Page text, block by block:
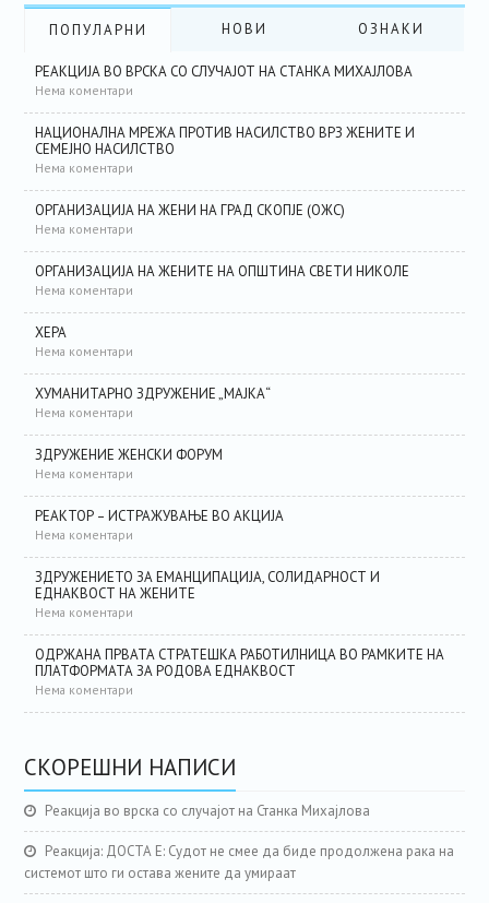
ПОПУЛАРНИ НОВИ ОЗНАКИ
РЕАКЦИЈА ВО ВРСКА СО СЛУЧАЈОТ НА СТАНКА МИХАЈЛОВА
Нема коментари
НАЦИОНАЛНА МРЕЖА ПРОТИВ НАСИЛСТВО ВРЗ ЖЕНИТЕ И
СЕМЕЈНО НАСИЛСТВО
Нема коментари
ОРГАНИЗАЦИЈА НА ЖЕНИ НА ГРАД СКОПЈЕ (ОЖС)
Нема коментари
ОРГАНИЗАЦИЈА НА ЖЕНИТЕ НА ОПШТИНА СВЕТИ НИКОЛЕ
Нема коментари
ХЕРА
Нема коментари
ХУМАНИТАРНО ЗДРУЖЕНИЕ „МАЈКА“
Нема коментари
ЗДРУЖЕНИЕ ЖЕНСКИ ФОРУМ
Нема коментари
РЕАКТОР – ИСТРАЖУВАЊЕ ВО АКЦИЈА
Нема коментари
ЗДРУЖЕНИЕТО ЗА ЕМАНЦИПАЦИЈА, СОЛИДАРНОСТ И
ЕДНАКВОСТ НА ЖЕНИТЕ
Нема коментари
ОДРЖАНА ПРВАТА СТРАТЕШКА РАБОТИЛНИЦА ВО РАМКИТЕ НА
ПЛАТФОРМАТА ЗА РОДОВА ЕДНАКВОСТ
Нема коментари
СКОРЕШНИ НАПИСИ
Реакција во врска со случајот на Станка Михајлова
Реакција: ДОСТА Е: Судот не смее да биде продолжена рака на
системот што ги остава жените да умираат